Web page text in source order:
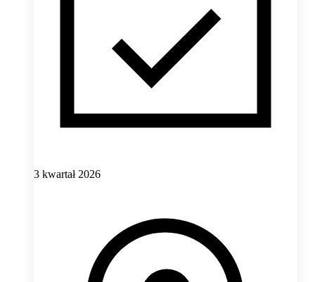
3 kwartał 2026